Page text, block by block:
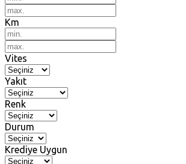
Km
Vites
Yakıt
Renk
Durum
Krediye Uygun